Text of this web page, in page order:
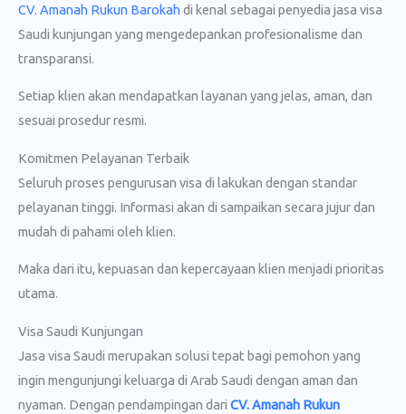
CV. Amanah Rukun Barokah di kenal sebagai penyedia jasa visa
Saudi kunjungan yang mengedepankan profesionalisme dan
transparansi.
Setiap klien akan mendapatkan layanan yang jelas, aman, dan
sesuai prosedur resmi.
Komitmen Pelayanan Terbaik
Seluruh proses pengurusan visa di lakukan dengan standar
pelayanan tinggi. Informasi akan di sampaikan secara jujur dan
mudah di pahami oleh klien.
Maka dari itu, kepuasan dan kepercayaan klien menjadi prioritas
utama.
Visa Saudi Kunjungan
Jasa visa Saudi merupakan solusi tepat bagi pemohon yang
ingin mengunjungi keluarga di Arab Saudi dengan aman dan
nyaman. Dengan pendampingan dari CV. Amanah Rukun